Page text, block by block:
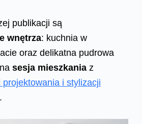
publikacji są
wnętrza: kuchnia w
oraz delikatna pudrowa
sesja mieszkaniaz
projektowania i stylizacji